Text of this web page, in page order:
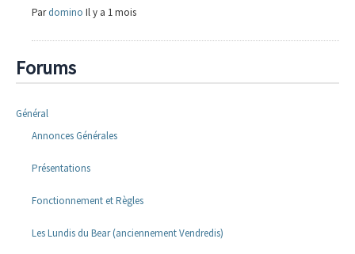
Pardomino Il y a 1 mois
Forums
Général
Annonces Générales
Présentations
Fonctionnement et Règles
Les Lundis du Bear (anciennement Vendredis)